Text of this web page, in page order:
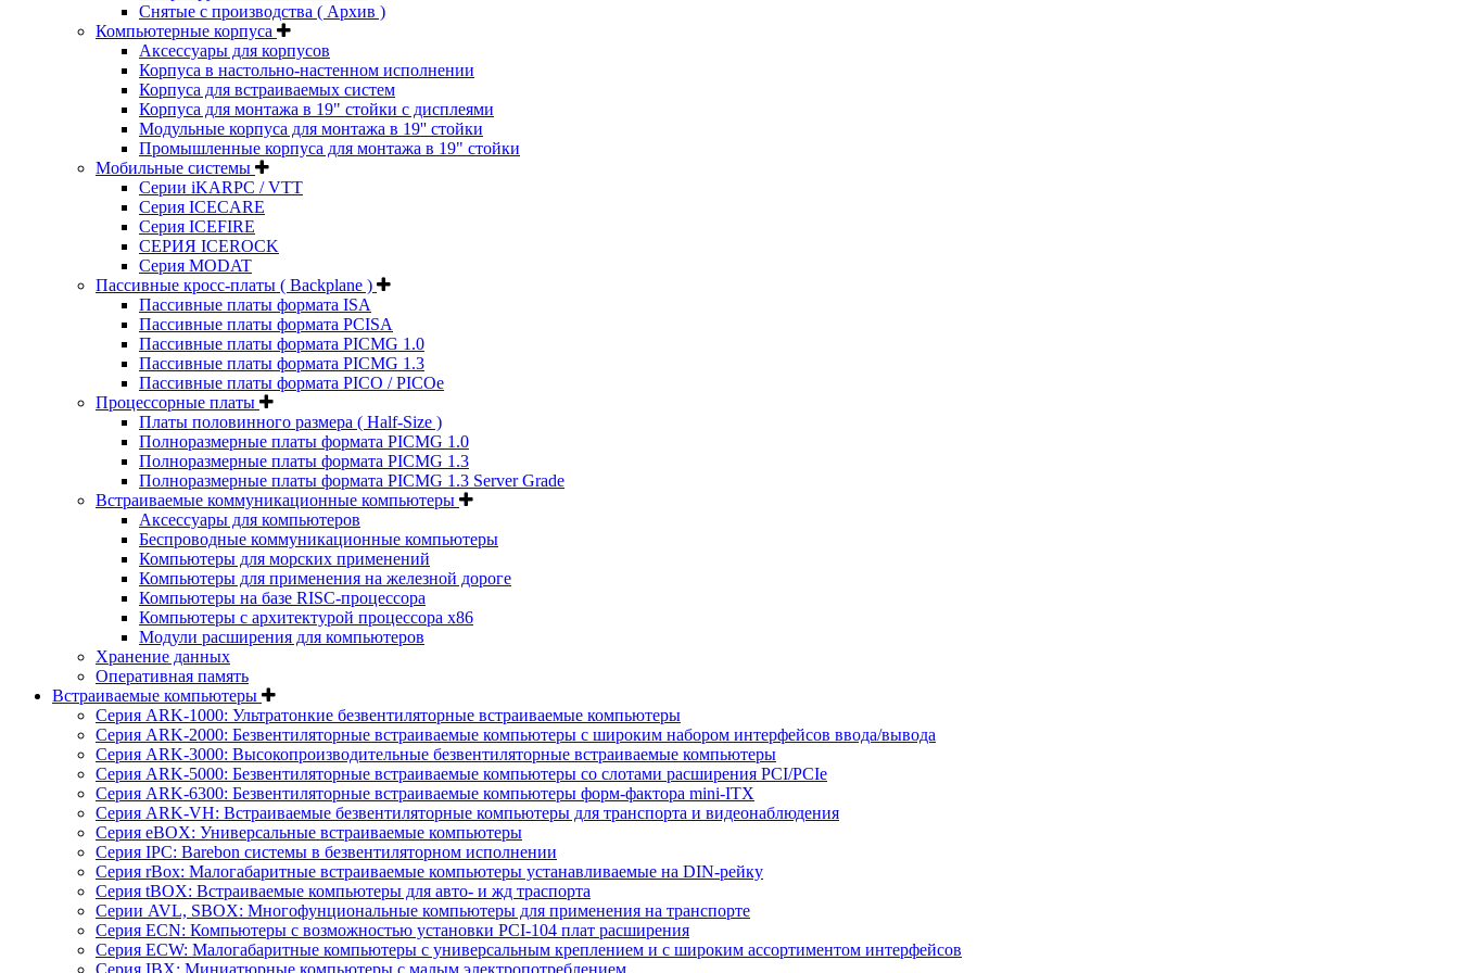
Снятые с производства ( Архив )
Компьютерные корпуса
Аксессуары для корпусов
Корпуса в настольно-настенном исполнении
Корпуса для встраиваемых систем
Корпуса для монтажа в 19" стойки с дисплеями
Модульные корпуса для монтажа в 19'' стойки
Промышленные корпуса для монтажа в 19" стойки
Мобильные системы
Серии iKARPC / VTT
Серия ICECARE
Серия ICEFIRE
СЕРИЯ ICEROCK
Серия MODAT
Пассивные кросс-платы ( Backplane )
Пассивные платы формата ISA
Пассивные платы формата PCISA
Пассивные платы формата PICMG 1.0
Пассивные платы формата PICMG 1.3
Пассивные платы формата PICO / PICOe
Процессорные платы
Платы половинного размера ( Half-Size )
Полноразмерные платы формата PICMG 1.0
Полноразмерные платы формата PICMG 1.3
Полноразмерные платы формата PICMG 1.3 Server Grade
Встраиваемые коммуникационные компьютеры
Аксессуары для компьютеров
Беспроводные коммуникационные компьютеры
Компьютеры для морских применений
Компьютеры для применения на железной дороге
Компьютеры на базе RISC-процессора
Компьютеры с архитектурой процессора x86
Модули расширения для компьютеров
Хранение данных
Оперативная память
Встраиваемые компьютеры
Серия ARK-1000: Ультратонкие безвентиляторные встраиваемые компьютеры
Серия ARK-2000: Безвентиляторные встраиваемые компьютеры с широким набором интерфейсов ввода/вывода
Серия ARK-3000: Высокопроизводительные безвентиляторные встраиваемые компьютеры
Серия ARK-5000: Безвентиляторные встраиваемые компьютеры со слотами расширения PCI/PCIe
Серия ARK-6300: Безвентиляторные встраиваемые компьютеры форм-фактора mini-ITX
Серия ARK-VH: Встраиваемые безвентиляторные компьютеры для транспорта и видеонаблюдения
Серия eBOX: Универсальные встраиваемые компьютеры
Серия IPC: Barebon системы в безвентиляторном исполнении
Серия rBox: Малогабаритные встраиваемые компьютеры устанавливаемые на DIN-рейку
Серия tBOX: Встраиваемые компьютеры для авто- и жд траспорта
Серии AVL, SBOX: Многофунциональные компьютеры для применения на транспорте
Серия ECN: Компьютеры с возможностью установки PCI-104 плат расширения
Серия ECW: Малогабаритные компьютеры с универсальным креплением и с широким ассортиментом интерфейсов
Серия IBX: Миниатюрные компьютеры с малым электропотреблением